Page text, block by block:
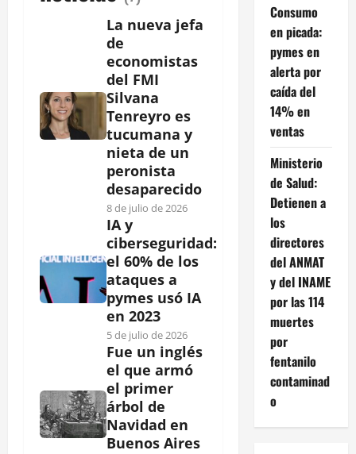
La nueva jefa
de
economistas
del FMI
Silvana
Tenreyro es
tucumana y
nieta de un
peronista
desaparecido
8 de julio de 2026
IA y
ciberseguridad:
el 60% de los
ataques a
pymes usó IA
en 2023
5 de julio de 2026
Fue un inglés
el que armó
el primer
árbol de
Navidad en
Buenos Aires
Consumo
en picada:
pymes en
alerta por
caída del
14% en
ventas
Ministerio
de Salud:
Detienen a
los
directores
del ANMAT
y del INAME
por las 114
muertes
por
fentanilo
contaminad
o